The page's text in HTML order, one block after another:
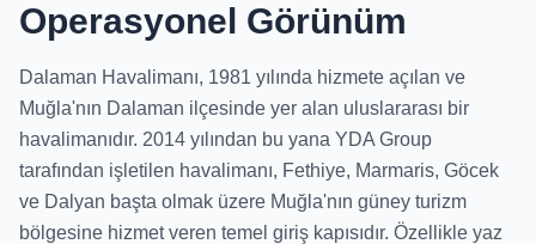
Operasyonel Görünüm
Dalaman Havalimanı, 1981 yılında hizmete açılan ve
Muğla'nın Dalaman ilçesinde yer alan uluslararası bir
havalimanıdır. 2014 yılından bu yana YDA Group
tarafından işletilen havalimanı, Fethiye, Marmaris, Göcek
ve Dalyan başta olmak üzere Muğla'nın güney turizm
bölgesine hizmet veren temel giriş kapısıdır. Özellikle yaz